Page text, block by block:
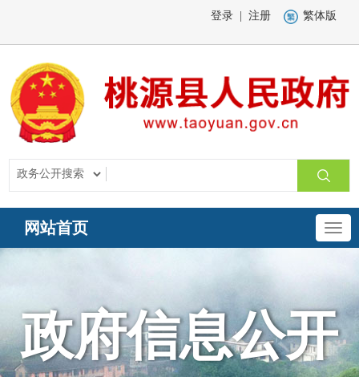
登录 注册 繁体版
网站首页
政府信息公开